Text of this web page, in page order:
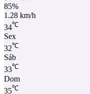
85%
1.28 km/h
34℃
Sex
32℃
Sáb
33℃
Dom
35℃